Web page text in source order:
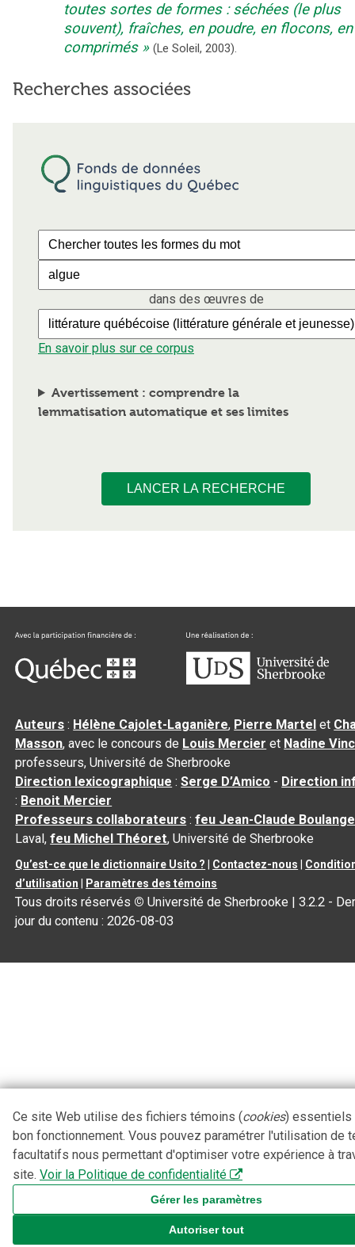
toutes sortes de formes : séchées (le plus
souvent), fraîches, en poudre, en flocons, en
comprimés
(Le Soleil, 2003).
Recherches associées
dans des œuvres de
En savoir plus sur ce corpus
Avertissement : comprendre la
lemmatisation automatique et ses limites
LANCER LA RECHERCHE
Auteurs : Hélène Cajolet-Laganière, Pierre Martel et
Masson, avec le concours de Louis Mercier et Nadine
professeurs, Université de Sherbrooke
Direction lexicographique :Serge D’Amico - Direction
: Benoit Mercier
Professeurs collaborateurs :feu Jean-Claude
Laval,feu Michel Théoret, Université de Sherbrooke
Qu’est-ce que le dictionnaire Usito ? Contactez-nous
d’utilisation
Paramètres des témoins
Tous droits réservés © Université de Sherbrooke |3.2.2 -
jour du contenu :2026-08-03
Ce site Web utilise des fichiers témoins (cookies) essentiels
bon fonctionnement. Vous pouvez paramétrer l'utilisation de
facultatifs nous permettant d'optimiser votre expérience à
site. Voir la Politique de confidentialité
Gérer les paramètres
Autoriser tout